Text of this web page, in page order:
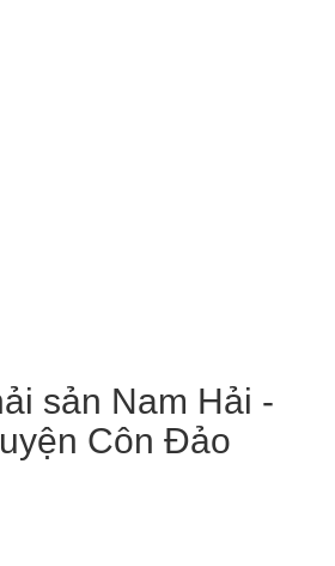
sản Nam Hải -
Côn Đảo